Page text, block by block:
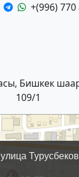
+(996) 770
Бишкек
109/1